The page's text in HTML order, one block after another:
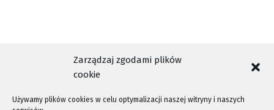
Zarządzaj zgodami plików
cookie
Używamy plików cookies w celu optymalizacji naszej witryny i naszych